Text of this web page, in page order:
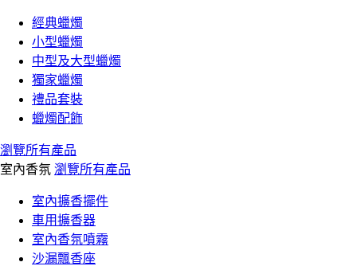
經典蠟燭
小型蠟燭
中型及大型蠟燭
獨家蠟燭
禮品套裝
蠟燭配飾
瀏覽所有產品
室內香氛 瀏覽所有產品
室內擴香擺件
車用擴香器
室內香氛噴霧
沙漏飄香座